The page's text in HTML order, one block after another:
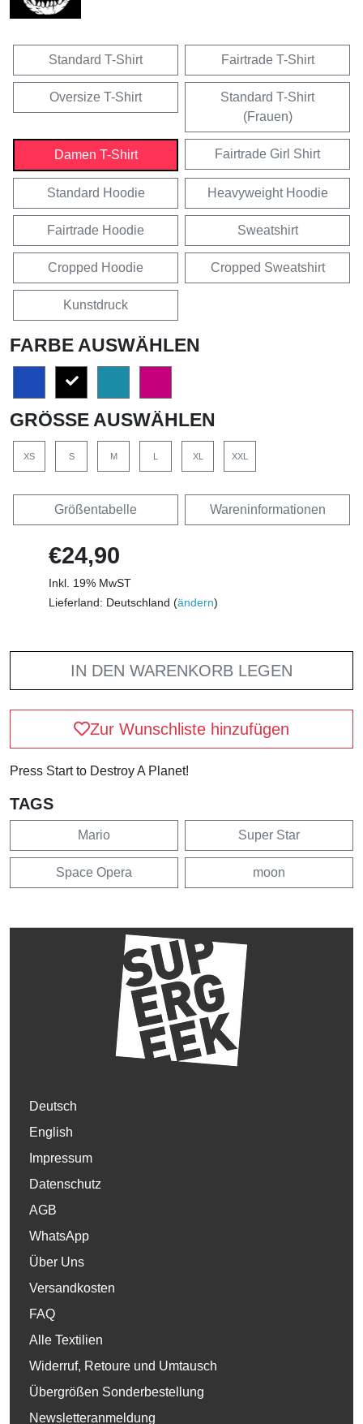
Standard T-Shirt Fairtrade T-Shirt
Oversize T-Shirt
Standard T-Shirt
(Frauen)
Damen T-Shirt Fairtrade Girl Shirt
Standard Hoodie Heavyweight Hoodie
Fairtrade Hoodie Sweatshirt
Cropped Hoodie Cropped Sweatshirt
Kunstdruck
FARBE AUSWÄHLEN
GRÖSSE AUSWÄHLEN
XS S M XL XXL
Größentabelle Wareninformationen
€24,90
Inkl. 19% MwST
Lieferland: Deutschland (ändern)
IN DEN WARENKORB LEGEN
Zur Wunschliste hinzufügen
Press Start to Destroy A Planet!
TAGS
Mario Super Star
Space Opera moon
Deutsch
English
Impressum
Datenschutz
AGB
WhatsApp
Über Uns
Versandkosten
FAQ
Alle Textilien
Widerruf, Retoure und Umtausch
Übergrößen Sonderbestellung
Newsletteranmeldung